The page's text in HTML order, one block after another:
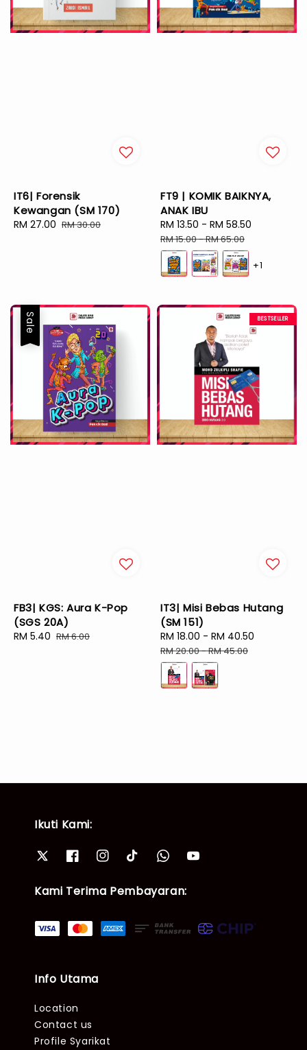
IT6| Forensik
Kewangan (SM 170)
Sale
RM 27.00 Regular
RM 30.00
FT9 | KOMIK BAIKNYA,
ANAK IBU
Sale
price
RM 13.50 - RM 58.50
RM 15.00-RM 65.00
+1
Sale
FB3| KGS: Aura K-Pop
(SGS 20A)
Sale
RM 5.40 Regular
RM 6.00
BESTSELLER
IT3| Misi Bebas Hutang
(SM 151)
Sale
price
RM 18.00 - RM 40.50
RM 20.00-RM 45.00
Ikuti Kami:
Kami Terima Pembayaran:
Info Utama
Location
Contact us
Profile Syarikat